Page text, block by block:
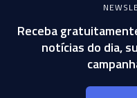
Receba
notícias do dia,